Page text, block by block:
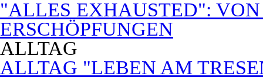
"ALLES EXHAUSTED":
ERSCHÖPFUNGEN
ALLTAG
ALLTAG "LEBEN AM